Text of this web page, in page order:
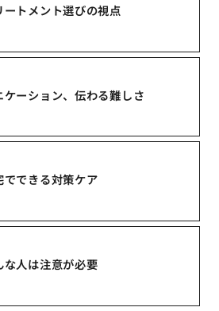
トメント選びの視点
ーション、伝わる難しさ
できる対策ケア
人は注意が必要